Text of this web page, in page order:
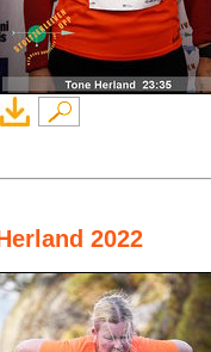
2022